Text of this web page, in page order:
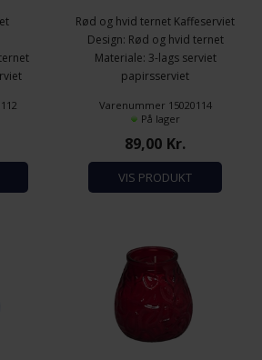
Rød og hvid ternet Kaffeserviet
Design: Rød og hvid ternet
Materiale: 3-lags serviet
papirsserviet
Antal pr. pakke: 150 stk.
Varenummer 15020114
På lager
89,00 Kr.
VIS PRODUKT